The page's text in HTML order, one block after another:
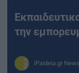
την
iPaideia.gr